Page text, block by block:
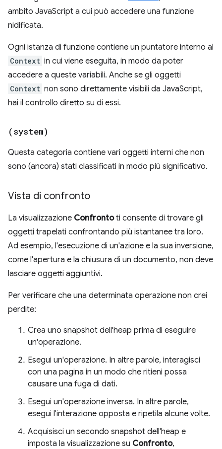
ambito JavaScript a cui può accedere una funzione
nidificata.
Ogni istanza di funzione contiene un puntatore interno al
Context in cui viene eseguita, in modo da poter
accedere a queste variabili. Anche se gli oggetti
Context non sono direttamente visibili da JavaScript,
hai il controllo diretto su di essi.
(system)
Questa categoria contiene vari oggetti interni che non
sono (ancora) stati classificati in modo più significativo.
Vista di confronto
La visualizzazione Confrontoti consente di trovare gli
oggetti trapelati confrontando più istantanee tra loro.
Ad esempio, l'esecuzione di un'azione e la sua inversione,
come l'apertura e la chiusura di un documento, non deve
lasciare oggetti aggiuntivi.
Per verificare che una determinata operazione non crei
perdite:
Crea uno snapshot dell'heap prima di eseguire
un'operazione.
Esegui un'operazione. In altre parole, interagisci
con una pagina in un modo che ritieni possa
causare una fuga di dati.
Esegui un'operazione inversa. In altre parole,
esegui l'interazione opposta e ripetila alcune volte.
Acquisisci un secondo snapshot dell'heap e
imposta la visualizzazione su Confronto,